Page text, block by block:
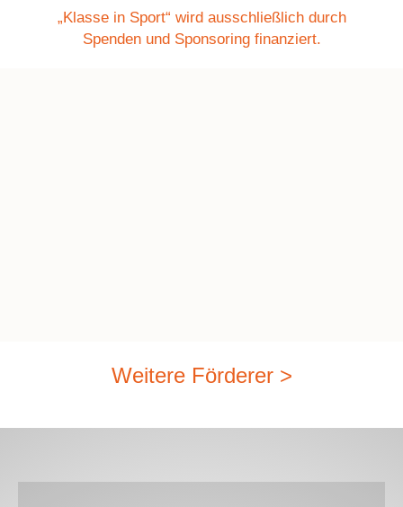
„Klasse in Sport“ wird ausschließlich durch
Spenden und Sponsoring finanziert.
Weitere Förderer >